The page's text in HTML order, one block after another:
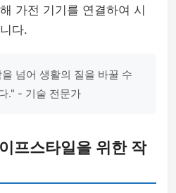
가전 기기를 연결하여 시
다.
넘어 생활의 질을 바꿀 수
." - 기술 전문가
프스타일을 위한 작